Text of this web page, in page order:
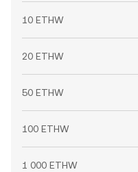
10 ETHW
20 ETHW
50 ETHW
100 ETHW
1 000 ETHW